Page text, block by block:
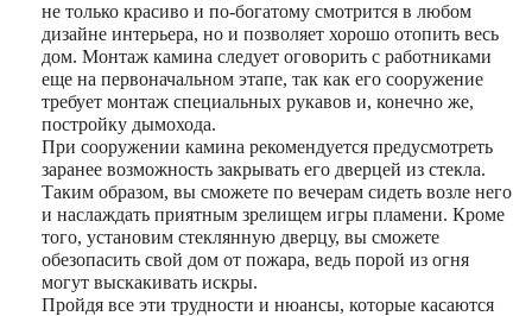
не только красиво и по-богатому смотрится в любом
дизайне интерьера, но и позволяет хорошо отопить весь
дом. Монтаж камина следует оговорить с работниками
еще на первоначальном этапе, так как его сооружение
требует монтаж специальных рукавов и, конечно же,
постройку дымохода.
При сооружении камина рекомендуется предусмотреть
заранее возможность закрывать его дверцей из стекла.
Таким образом, вы сможете по вечерам сидеть возле него
и наслаждать приятным зрелищем игры пламени. Кроме
того, установим стеклянную дверцу, вы сможете
обезопасить свой дом от пожара, ведь порой из огня
могут выскакивать искры.
Пройдя все эти трудности и нюансы, которые касаются